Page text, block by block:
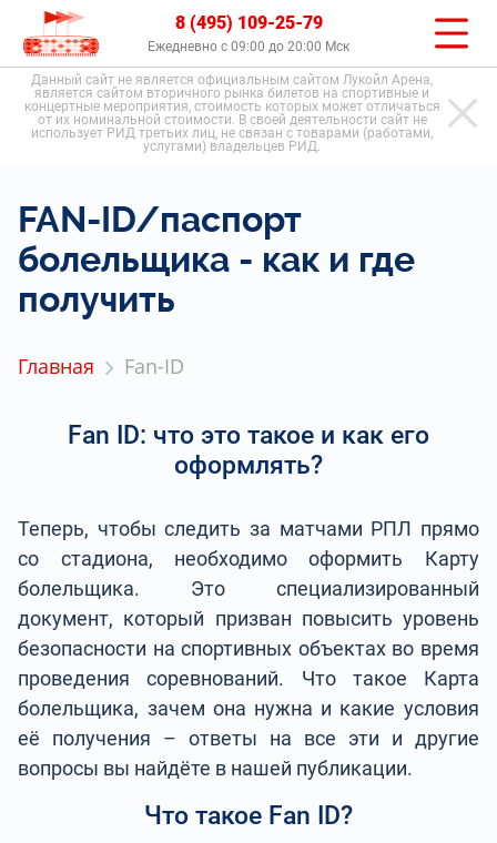
8 (495) 109-25-79
Ежедневно с 09:00 до 20:00 Мск
Данный сайт не является официальным сайтом Лукойл Арена,
является сайтом вторичного рынка билетов на спортивные и
концертные мероприятия, стоимость которых может отличаться
от их номинальной стоимости. В своей деятельности сайт не
использует РИД третьих лиц, не связан с товарами (работами,
услугами) владельцев РИД.
FAN-ID/паспорт
болельщика - как и где
получить
Главная Fan-ID
Fan ID: что это такое и как его
оформлять?
Теперь, чтобы следить за матчами РПЛ прямо
со стадиона, необходимо оформить Карту
болельщика. Это специализированный
документ, который призван повысить уровень
безопасности на спортивных объектах во время
проведения соревнований. Что такое Карта
болельщика, зачем она нужна и какие условия
её получения – ответы на все эти и другие
вопросы вы найдёте в нашей публикации.
Что такое Fan ID?